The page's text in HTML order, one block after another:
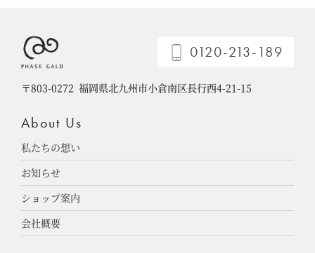
0120-213-189
〒803-0272 福岡県北九州市小倉南区長行西4-21-15
About Us
私たちの想い
お知らせ
ショップ案内
会社概要